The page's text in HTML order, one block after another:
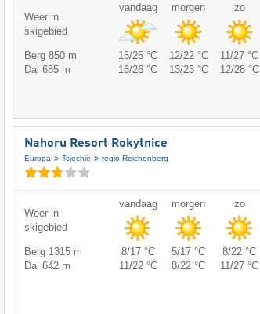
Weer in
skigebied
vandaag morgen zo
Berg 850 m 15/25 °C 12/22 °C 11/27 °C
Dal 685 m
16/26 °C 13/23 °C 12/28 °C
Nahoru Resort Rokytnice
Europa Tsjechië regio Reichenberg
Weer in
skigebied
vandaag morgen zo
Berg 1315 m 8/17 °C 5/17 °C 8/22 °C
Dal 642 m
11/22 °C 8/22 °C 11/27 °C